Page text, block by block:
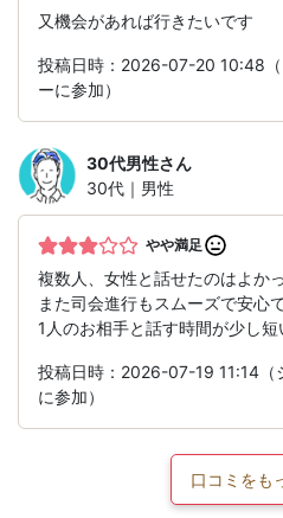
又機会があれば行きたいです
投稿日時：2026-07-20 10:48（
ーに参加）
30代男性さん
30代｜男性
やや満足
複数人、女性と話せたのはよかっ
また司会進行もスムーズで安心で
1人のお相手と話す時間が少し短
投稿日時：2026-07-19 11:14（
に参加）
口コミをも